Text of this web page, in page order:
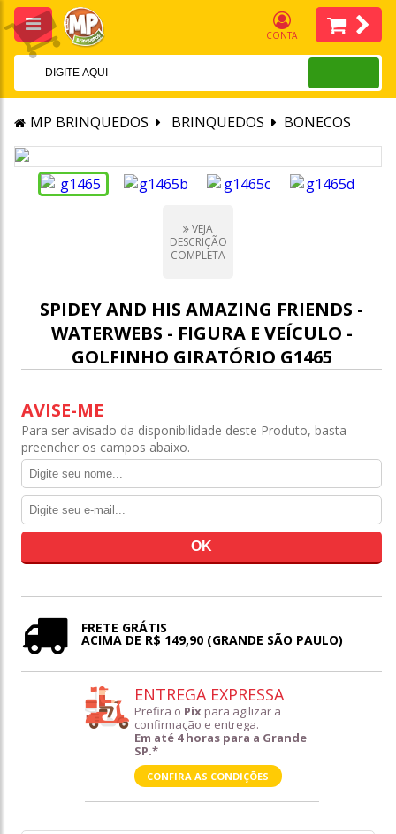
CONTA
MP BRINQUEDOS BRINQUEDOS BONECOS
VEJA
DESCRIÇÃO
COMPLETA
SPIDEY AND HIS AMAZING FRIENDS -
WATERWEBS - FIGURA E VEÍCULO -
GOLFINHO GIRATÓRIO G1465
AVISE-ME
Para ser avisado da disponibilidade deste Produto, basta
preencher os campos abaixo.
FRETE GRÁTIS
ACIMA DE R$ 149,90 (GRANDE SÃO PAULO)
ENTREGA EXPRESSA
Prefira o Pix para agilizar a
confirmação e entrega.
Em até 4 horas para a Grande
SP.*
CONFIRA AS CONDIÇÕES